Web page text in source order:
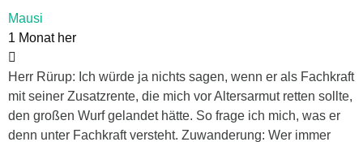
Mausi
1 Monat her
Herr Rürup: Ich würde ja nichts sagen, wenn er als Fachkraft
mit seiner Zusatzrente, die mich vor Altersarmut retten sollte,
den großen Wurf gelandet hätte. So frage ich mich, was er
denn unter Fachkraft versteht. Zuwanderung: Wer immer